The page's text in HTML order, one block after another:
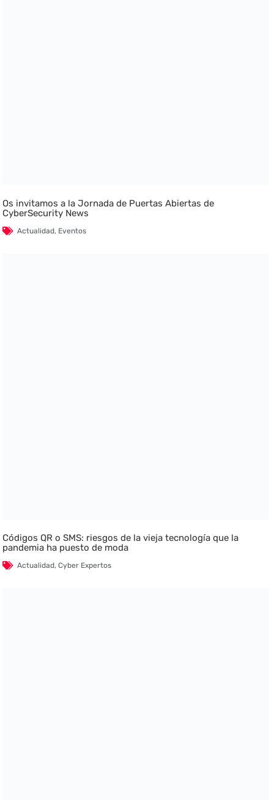
Os invitamos a la Jornada de Puertas Abiertas de
CyberSecurity News
Actualidad, Eventos
Códigos QR o SMS: riesgos de la vieja tecnología que la
pandemia ha puesto de moda
Actualidad,Cyber Expertos